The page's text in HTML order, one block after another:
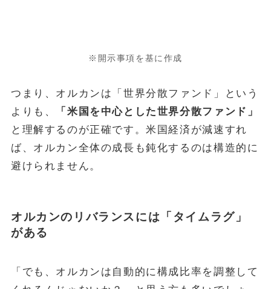
※開示事項を基に作成
つまり、オルカンは「世界分散ファンド」という
よりも、
「米国を中心とした世界分散ファンド」
と理解するのが正確です。米国経済が減速すれ
ば、オルカン全体の成長も鈍化するのは構造的に
避けられません。
オルカンのリバランスには「タイムラグ」
がある
「でも、オルカンは自動的に構成比率を調整して